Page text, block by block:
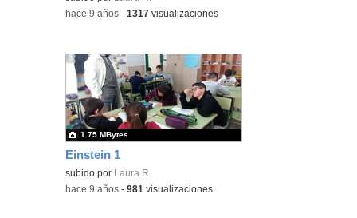
-hace 9 años -1317 visualizaciones
Einstein 1
subido por Laura R.
1.75 MBytes
-hace 9 años -981 visualizaciones